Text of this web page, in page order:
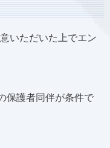
いただいた上でエン
保護者同伴が条件で